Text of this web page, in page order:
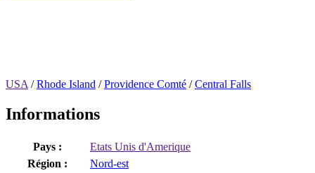
USA /Rhode Island /Providence Comté /Central Falls
Informations
Pays :
Etats Unis d'Amerique
Région :
Nord-est